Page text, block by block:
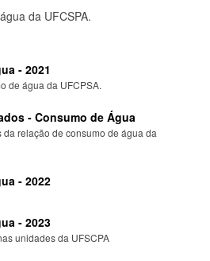
da UFCSPA.
- 2021
de água da UFCPSA.
- Consumo de Água
relação de consumo de água da
- 2022
- 2023
unidades da UFSCPA